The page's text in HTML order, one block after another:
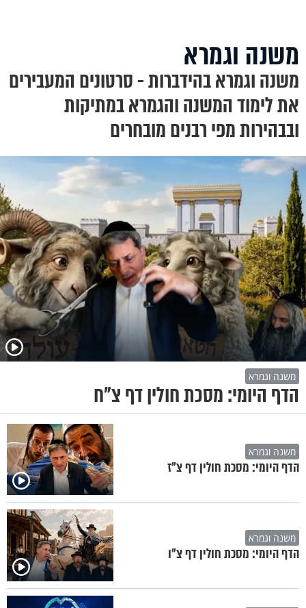
משנה וגמרא
משנה וגמרא בהידברות - סרטונים המעבירים
את לימוד המשנה והגמרא במתיקות
ובבהירות מפי רבנים מובחרים
משנה וגמרא
הדף היומי: מסכת חולין דף צ"ח
משנה וגמרא
הדף היומי: מסכת חולין דף צ"ז
משנה וגמרא
הדף היומי: מסכת חולין דף צ"ו